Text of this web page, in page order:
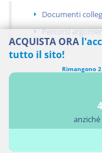
Documenti
Percorsi
RELAZIONI DELLA
ACQUISTA ORA
tutto il sito!
Rimangono
anziché